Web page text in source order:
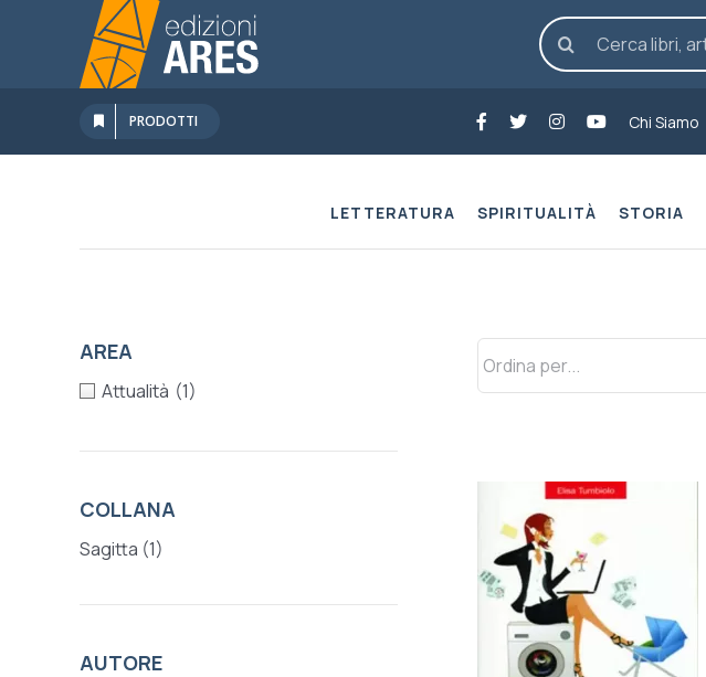
contenuto
Cerca
per:
PRODOTTI Chi Siamo
LETTERATURA SPIRITUALITÀ STORIA
AREA
Attualità (1)
COLLANA
Sagitta (1)
AUTORE